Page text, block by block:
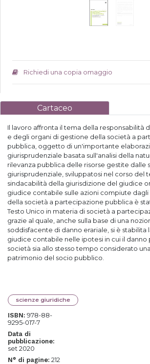
Richiedi una copia omaggio
Cartaceo
Il lavoro affronta il tema della responsabilità
e degli organi di gestione della società a
pubblica, oggetto di un'importante
giurisprudenziale basata sull'analisi della
rilevanza pubblica delle risorse gestite dalle
giurisprudenziale, sviluppatosi nel corso del
sindacabilità della giurisdizione del giudice
giudice contabile sulle azioni compiute
della società a partecipazione pubblica è
Testo Unico in materia di società a
grazie al quale, anche sulla base di una
soddisfacente di danno erariale, si è stabilita
giudice contabile nelle ipotesi in cui il danno
società sia allo stesso tempo considerato
patrimonio del socio pubblico.
scienze giuridiche
ISBN: 978-88-
9295-017-7
Data di
pubblicazione:
set 2020
N° di pagine: 212